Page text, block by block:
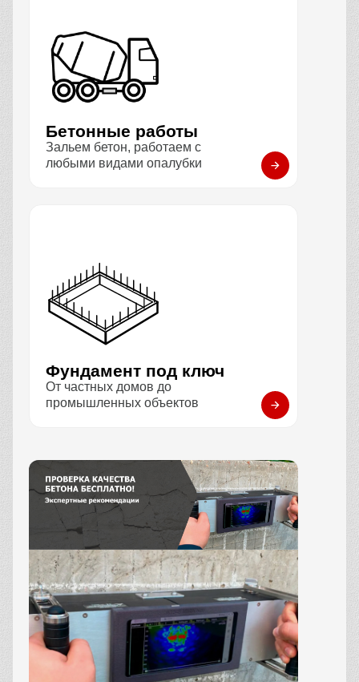
Бетонные работы
Зальем бетон, работаем с
любыми видами опалубки
Фундамент под ключ
От частных домов до
промышленных объектов